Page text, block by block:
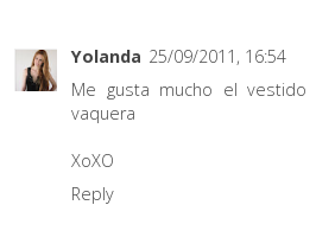
Yolanda 25/09/2011, 16:54
Me gusta mucho el
vaquera
XoXO
Reply